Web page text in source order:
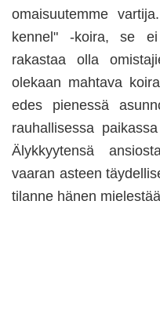
omaisuutemme
kennel" -koira, se
rakastaa olla
olekaan mahtava
edes pienessä
rauhallisessa
Älykkyytensä
vaaran asteen
tilanne hänen